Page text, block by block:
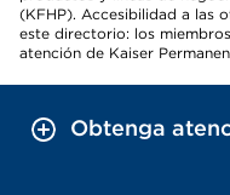
(KFHP). Accesibilidad a las
este directorio: los
atención de Kaiser
Obtenga